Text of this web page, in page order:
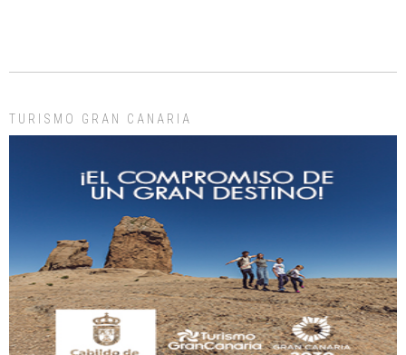
días, ella incluida...
Gato manso encontrado
Este gato macho ha aparecido en la calle hace menos de un mes, es muy
manso y extremadamente cari...
Leales.org » Gran Canaria | 9.7.2025
TURISMO GRAN CANARIA